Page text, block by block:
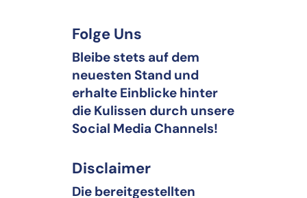
Folge Uns
Bleibe stets auf dem
neuesten Stand und
erhalte Einblicke hinter
die Kulissen durch unsere
Social Media Channels!
Disclaimer
Die bereitgestellten